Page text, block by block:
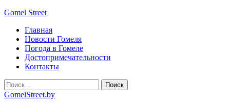
Gomel Street
Главная
Новости Гомеля
Погода в Гомеле
Достопримечательности
Контакты
GomelStreet.by